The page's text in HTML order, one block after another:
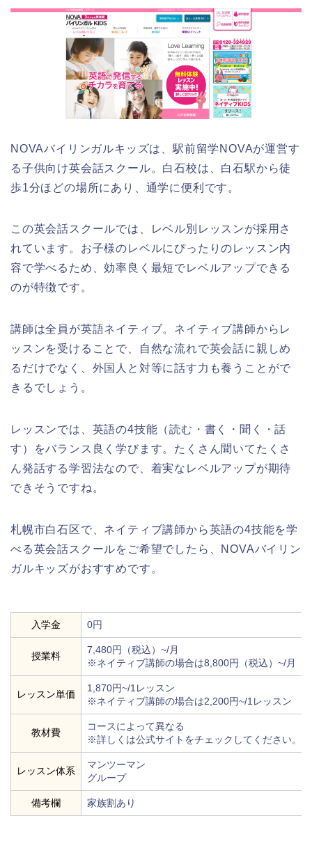
NOVAバイリンガルキッズは、駅前留学NOVAが運営す
る子供向け英会話スクール。白石校は、白石駅から徒
歩1分ほどの場所にあり、通学に便利です。
この英会話スクールでは、レベル別レッスンが採用さ
れています。お子様のレベルにぴったりのレッスン内
容で学べるため、効率良く最短でレベルアップできる
のが特徴です。
講師は全員が英語ネイティブ。ネイティブ講師からレ
ッスンを受けることで、自然な流れで英会話に親しめ
るだけでなく、外国人と対等に話す力も養うことがで
きるでしょう。
レッスンでは、英語の4技能（読む・書く・聞く・話
す）をバランス良く学びます。たくさん聞いてたくさ
ん発話する学習法なので、着実なレベルアップが期待
できそうですね。
札幌市白石区で、ネイティブ講師から英語の4技能を学
べる英会話スクールをご希望でしたら、NOVAバイリン
ガルキッズがおすすめです。
入学金 0円
授業料
7,480円（税込）~/月
※ネイティブ講師の場合は8,800円（税込）~/月
レッスン単価
1,870円~/1レッスン
※ネイティブ講師の場合は2,200円~/1レッスン
教材費
コースによって異なる
※詳しくは公式サイトをチェックしてください。
レッスン体系
マンツーマン
グループ
備考欄 家族割あり